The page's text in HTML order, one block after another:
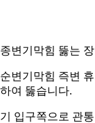
변기막힘 뚫는 장
변기막힘 즉변
여 뚫습니다.
입구쪽으로 관